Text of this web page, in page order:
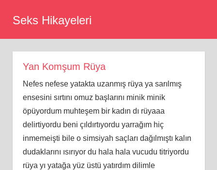
Seks Hikayeleri
Yan Komşum Rüya
Nefes nefese yatakta uzanmış rüya ya sarılmış
ensesini sırtını omuz başlarını minik minik
öpüyordum muhteşem bir kadın dı rüyaaa
delirtiyordu beni çıldırtıyordu yarrağım hiç
inmemeişti bile o simsiyah saçları dağılmıştı kalın
dudaklarını ısırıyor du hala hala vucudu titriyordu
rüya yı yatağa yüz üstü yatırdım dilimle